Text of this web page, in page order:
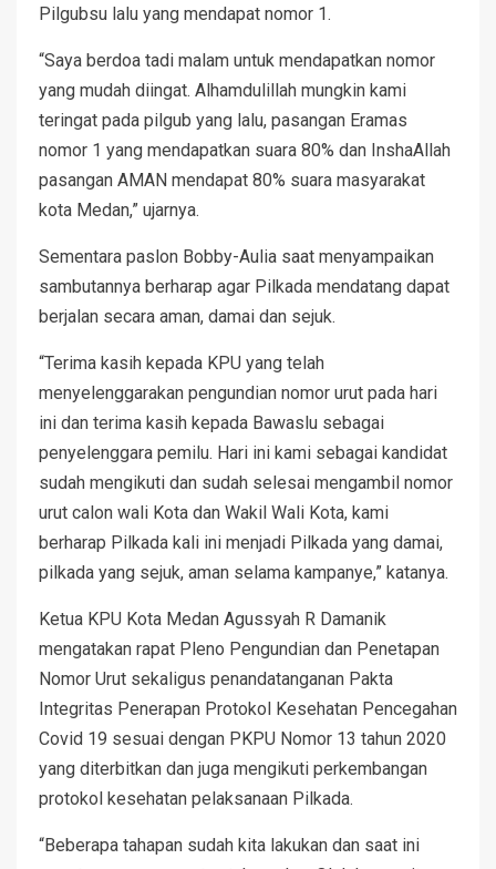
Pilgubsu lalu yang mendapat nomor 1.
“Saya berdoa tadi malam untuk mendapatkan nomor
yang mudah diingat. Alhamdulillah mungkin kami
teringat pada pilgub yang lalu, pasangan Eramas
nomor 1 yang mendapatkan suara 80% dan InshaAllah
pasangan AMAN mendapat 80% suara masyarakat
kota Medan,” ujarnya.
Sementara paslon Bobby-Aulia saat menyampaikan
sambutannya berharap agar Pilkada mendatang dapat
berjalan secara aman, damai dan sejuk.
“Terima kasih kepada KPU yang telah
menyelenggarakan pengundian nomor urut pada hari
ini dan terima kasih kepada Bawaslu sebagai
penyelenggara pemilu. Hari ini kami sebagai kandidat
sudah mengikuti dan sudah selesai mengambil nomor
urut calon wali Kota dan Wakil Wali Kota, kami
berharap Pilkada kali ini menjadi Pilkada yang damai,
pilkada yang sejuk, aman selama kampanye,” katanya.
Ketua KPU Kota Medan Agussyah R Damanik
mengatakan rapat Pleno Pengundian dan Penetapan
Nomor Urut sekaligus penandatanganan Pakta
Integritas Penerapan Protokol Kesehatan Pencegahan
Covid 19 sesuai dengan PKPU Nomor 13 tahun 2020
yang diterbitkan dan juga mengikuti perkembangan
protokol kesehatan pelaksanaan Pilkada.
“Beberapa tahapan sudah kita lakukan dan saat ini